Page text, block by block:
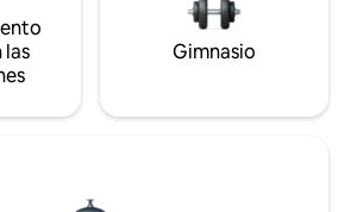
Gimnasio